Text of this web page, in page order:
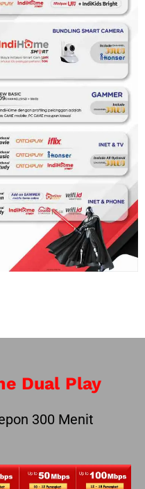
Dual Play
300 Menit